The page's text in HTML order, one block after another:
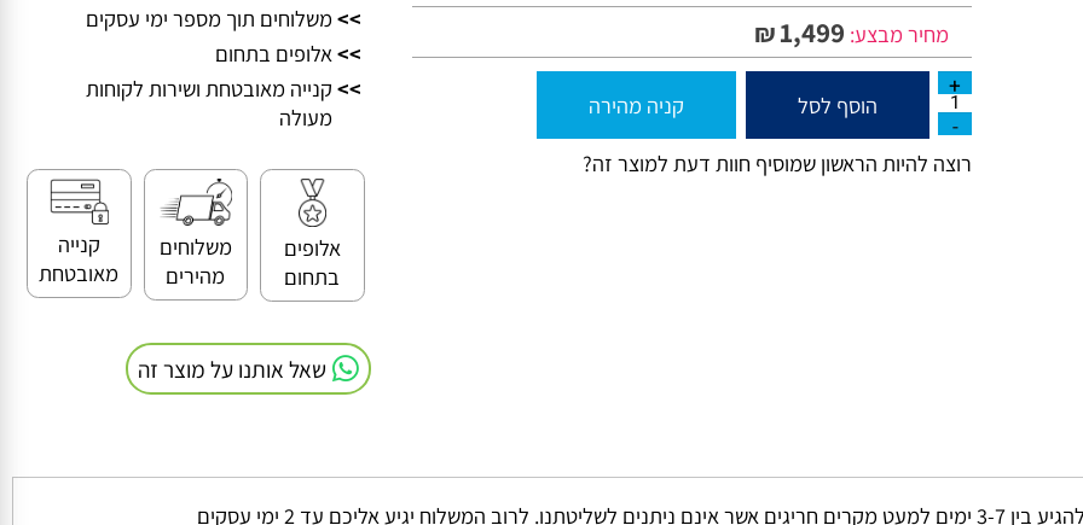
מחיר מבצע: ₪1,499
הוסף לסל
קניה מהירה
מחירים משתלמים
>> משלוחים תוך מספר ימי עסקים
>> אלופים בתחום
קנייה מאובטחת ושירות לקוחות
אלופים
בתחום
משלוחים
מהירים
קנייה
מאובטחת